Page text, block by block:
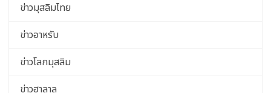
ข่าวมุสลิมไทย
ข่าวอาหรับ
ข่าวโลกมุสลิม
ข่าวฮาลาล